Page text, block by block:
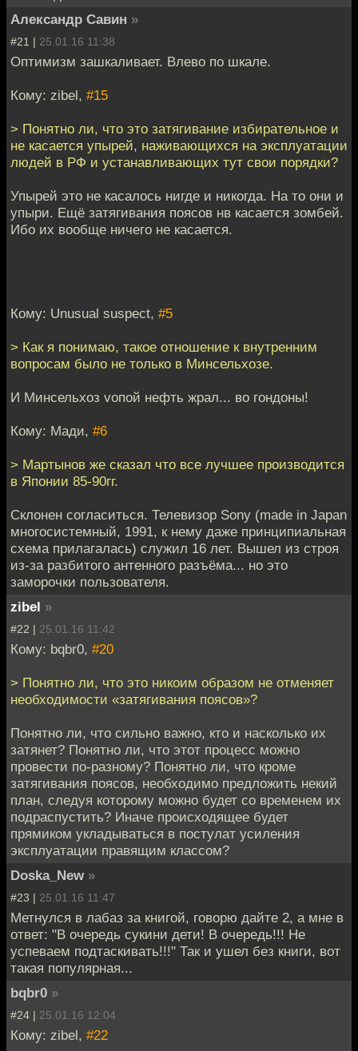
Александр Савин »
#21 | 25.01.16 11:38
Оптимизм зашкаливает. Влево по шкале.
Кому: zibel, #15
> Понятно ли, что это затягивание избирательное и
не касается упырей, наживающихся на эксплуатации
людей в РФ и устанавливающих тут свои порядки?
Упырей это не касалось нигде и никогда. На то они и
упыри. Ещё затягивания поясов нв касается зомбей.
Ибо их вообще ничего не касается.
Кому: Unusual suspect, #5
> Как я понимаю, такое отношение к внутренним
вопросам было не только в Минсельхозе.
И Минсельхоз vопой нефть жрал... во гондоны!
Кому: Мади, #6
> Мартынов же сказал что все лучшее производится
в Японии 85-90гг.
Склонен согласиться. Телевизор Sony (made in Japan
многосистемный, 1991, к нему даже принципиальная
схема прилагалась) служил 16 лет. Вышел из строя
из-за разбитого антенного разъёма... но это
заморочки пользователя.
zibel »
#22 | 25.01.16 11:42
Кому: bqbr0, #20
> Понятно ли, что это никоим образом не отменяет
необходимости «затягивания поясов»?
Понятно ли, что сильно важно, кто и насколько их
затянет? Понятно ли, что этот процесс можно
провести по-разному? Понятно ли, что кроме
затягивания поясов, необходимо предложить некий
план, следуя которому можно будет со временем их
подраспустить? Иначе происходящее будет
прямиком укладываться в постулат усиления
эксплуатации правящим классом?
Doska_New »
#23 | 25.01.16 11:47
Метнулся в лабаз за книгой, говорю дайте 2, а мне в
ответ: "В очередь сукини дети! В очередь!!! Не
успеваем подтаскивать!!!" Так и ушел без книги, вот
такая популярная...
bqbr0 »
#24 | 25.01.16 12:04
Кому: zibel, #22